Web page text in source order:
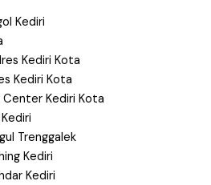
Kediri
Kediri Kota
Kediri Kota
Center Kediri Kota
Trenggalek
Kediri
Kediri